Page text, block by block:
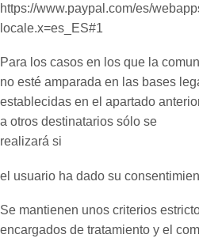
https://www.paypal.com/es/
locale.x=es_ES#1
Para los casos en los que la
no esté amparada en las bases
establecidas en el apartado
a otros destinatarios sólo se
realizará si
el usuario ha dado su
Se mantienen unos criterios
encargados de tratamiento y el